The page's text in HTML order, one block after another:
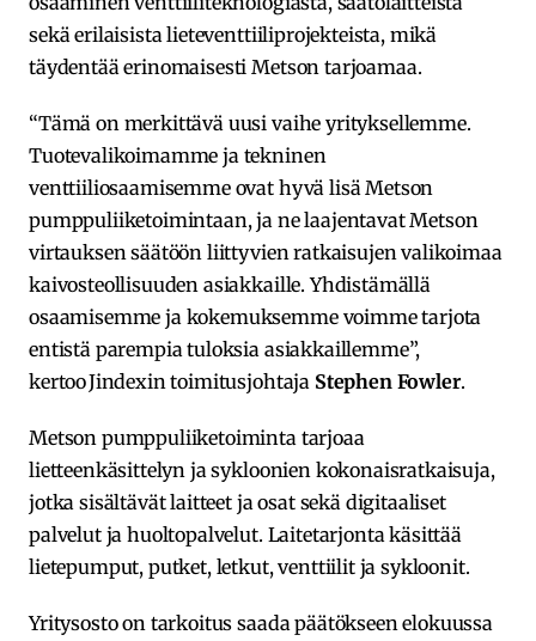
sekä erilaisista lieteventtiiliprojekteista, mikä
täydentää erinomaisesti Metson tarjoamaa.
“Tämä on merkittävä uusi vaihe yrityksellemme.
Tuotevalikoimamme ja tekninen
venttiiliosaamisemme ovat hyvä lisä Metson
pumppuliiketoimintaan, ja ne laajentavat Metson
virtauksen säätöön liittyvien ratkaisujen valikoimaa
kaivosteollisuuden asiakkaille. Yhdistämällä
osaamisemme ja kokemuksemme voimme tarjota
entistä parempia tuloksia asiakkaillemme”,
kertoo Jindexin toimitusjohtaja Stephen Fowler.
Metson pumppuliiketoiminta tarjoaa
lietteenkäsittelyn ja sykloonien kokonaisratkaisuja,
jotka sisältävät laitteet ja osat sekä digitaaliset
palvelut ja huoltopalvelut. Laitetarjonta käsittää
lietepumput, putket, letkut, venttiilit ja sykloonit.
Yritysosto on tarkoitus saada päätökseen elokuussa